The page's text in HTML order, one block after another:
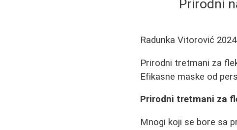
Prirodni
Radunka Vitorović
Prirodni tretmani za
Efikasne maske od
Prirodni tretmani za
Mnogi koji se bore sa